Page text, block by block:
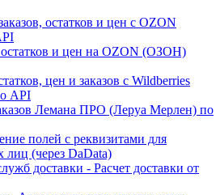
остатков и цен с OZON
и цен на OZON (ОЗОН)
цен и заказов с Wildberries
API
Лемана ПРО (Леруа Мерлен) по
полей с реквизитами для
лиц (через DaData)
доставки - Расчет доставки от